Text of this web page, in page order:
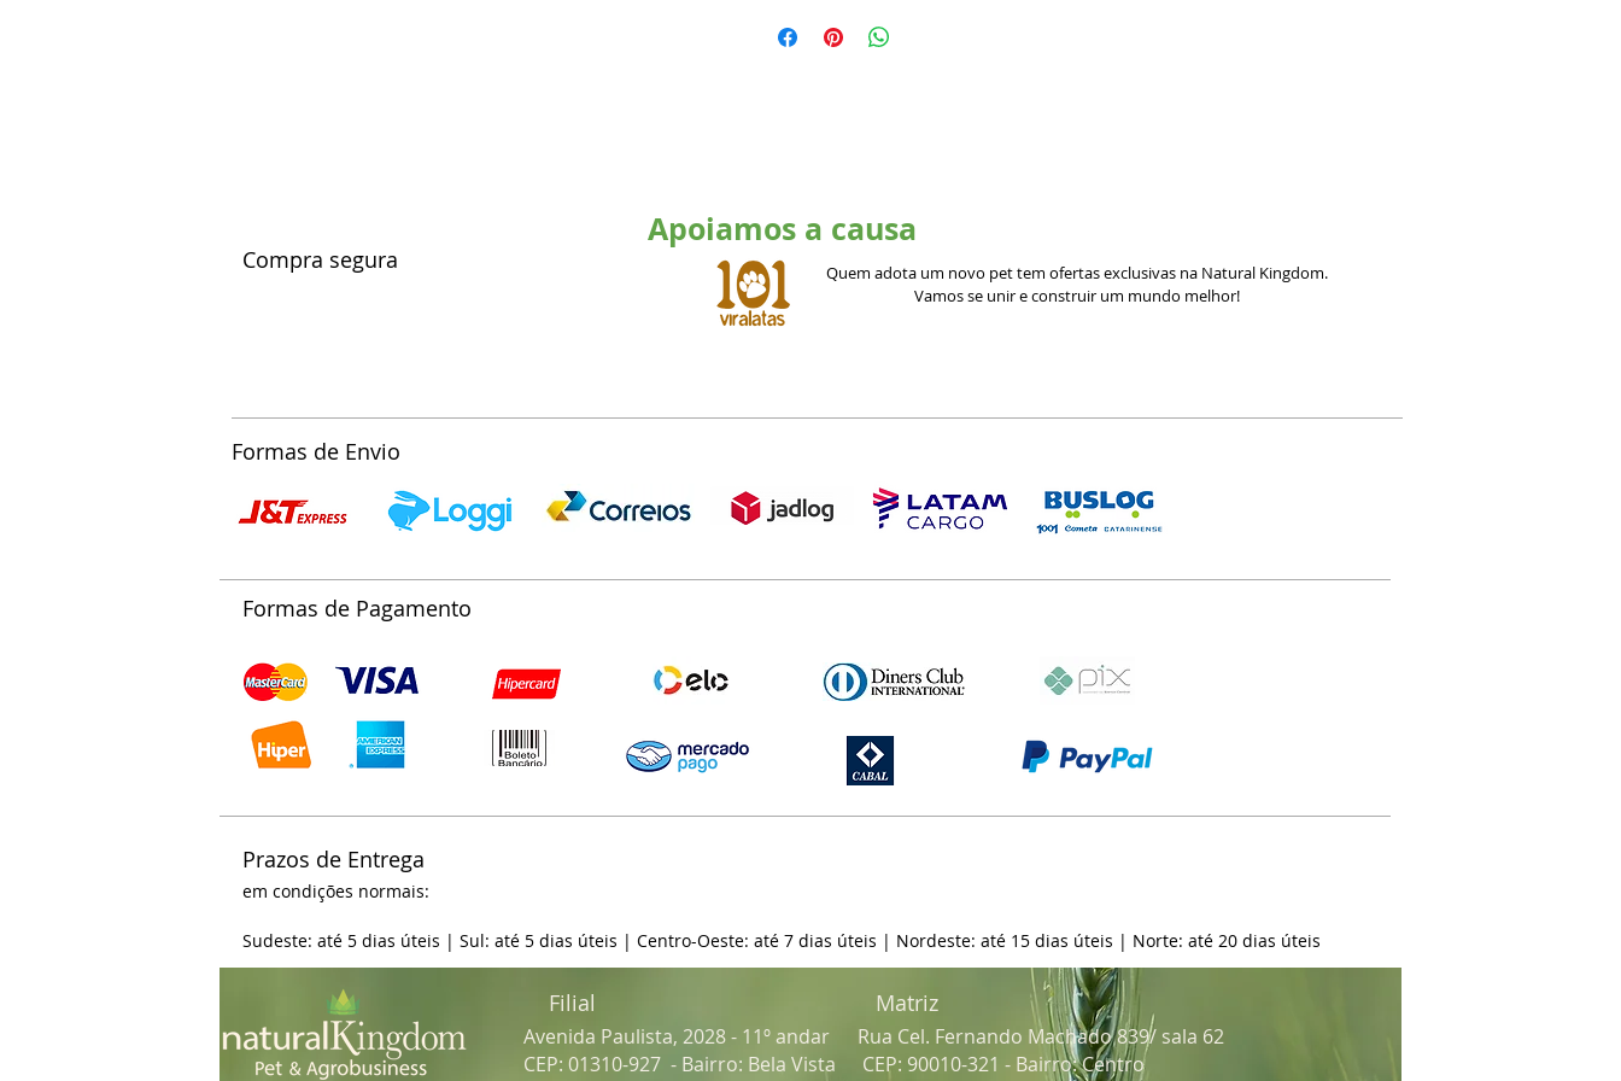
Compra segura
Apoiamos a causa
Quem adota um novo pet tem ofertas exclusivas na Natural Kingdom.
Vamos se unir e construir um mundo melhor!
Formas de Envio
Formas de Pagamento
Prazos de Entrega
em condições normais:
Sudeste: até 5 dias úteis | Sul: até 5 dias úteis | Centro-Oeste: até 7 dias úteis | Nordeste: até 15 dias úteis | Norte: até 20 dias úteis
Filial Matriz
Avenida Paulista, 2028 - 11º andar
CEP: 01310-927 - Bairro: Bela Vista
Rua Cel. Fernando Machado 839/ sala 62
CEP: 90010-321 - Bairro: Centro